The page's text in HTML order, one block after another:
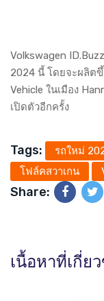
Volkswagen
2024 นี้ โดยจะผลิตขึ้
Vehicle ในเมือง
เปิดตัวอีกครั้ง
Tags: รถใหม่
โฟล์คสวาเกน
Share:
เนื้อหาที่เกี่ย